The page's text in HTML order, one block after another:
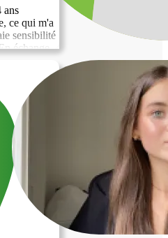
ans
ce qui m'a
sensibilité
échange
je
le soir
sorties,
un
son
un
nous
libres
ends pour
afin
claire pour
en